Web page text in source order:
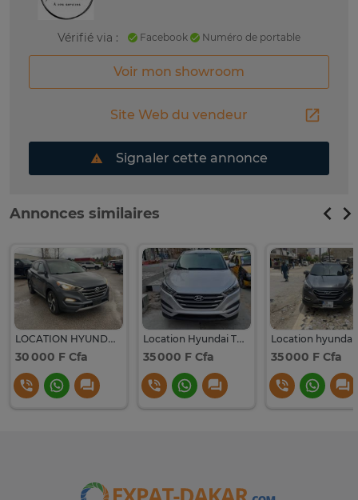
Vérifié via : Facebook Numéro de portable
Voir mon showroom
Site Web du vendeur
Signaler cette annonce
Annonces similaires
LOCATION HYUNDAI TUCSON
30 000 F Cfa
Location Hyundai Tucson
35 000 F Cfa 35 000 F Cfa